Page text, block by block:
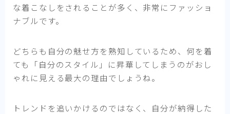
な着こなしをされることが多く、非常にファッショ
ナブルです。
どちらも自分の魅せ方を熟知しているため、何を着
ても「自分のスタイル」に昇華してしまうのがおし
ゃれに見える最大の理由でしょうね。
トレンドを追いかけるのではなく、自分が納得した